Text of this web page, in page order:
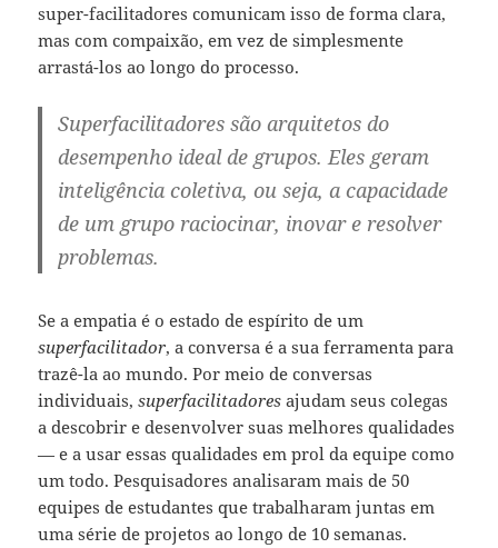
super-facilitadores comunicam isso de forma clara,
mas com compaixão, em vez de simplesmente
arrastá-los ao longo do processo.
Superfacilitadores são arquitetos do
desempenho ideal de grupos. Eles geram
inteligência coletiva, ou seja, a capacidade
de um grupo raciocinar, inovar e resolver
problemas.
Se a empatia é o estado de espírito de um
superfacilitador, a conversa é a sua ferramenta para
trazê-la ao mundo. Por meio de conversas
individuais,superfacilitadores ajudam seus colegas
a descobrir e desenvolver suas melhores qualidades
— e a usar essas qualidades em prol da equipe como
um todo. Pesquisadores analisaram mais de 50
equipes de estudantes que trabalharam juntas em
uma série de projetos ao longo de 10 semanas.